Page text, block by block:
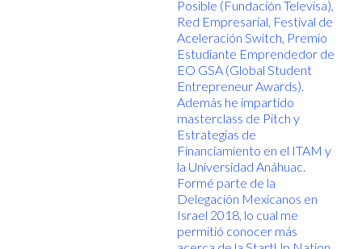
Posible (Fundación Televisa),
Red Empresarial, Festival de
Aceleración Switch, Premio
Estudiante Emprendedor de
EO GSA (Global Student
Entrepreneur Awards).
Además he impartido
masterclass de Pitch y
Estrategias de
Financiamiento en el ITAM y
la Universidad Anáhuac.
Formé parte de la
Delegación Mexicanos en
Israel 2018, lo cual me
permitió conocer más